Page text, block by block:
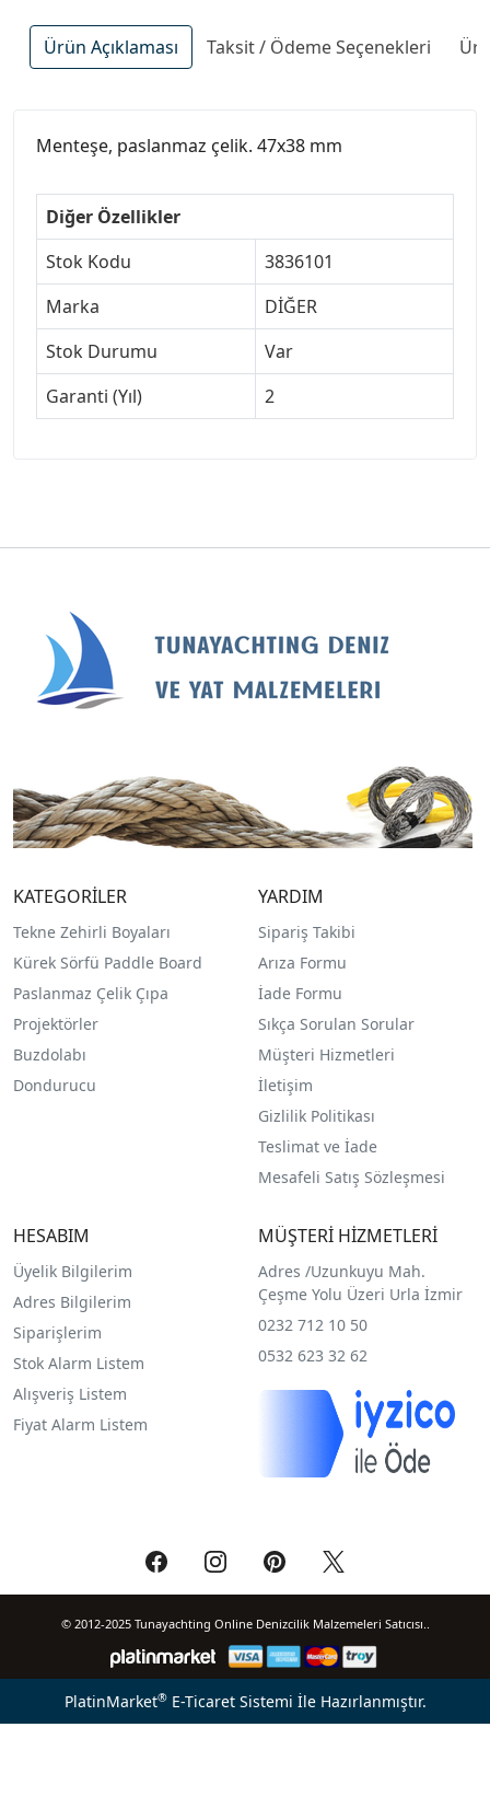
Ürün Açıklaması Taksit / Ödeme Seçenekleri
Menteşe, paslanmaz çelik. 47x38 mm
Diğer Özellikler
Stok Kodu
3836101
Marka
DİĞER
Stok Durumu
Var
Garanti (Yıl)
2
KATEGORİLER
Tekne Zehirli Boyaları
Kürek Sörfü Paddle Board
Paslanmaz Çelik Çıpa
Projektörler
Buzdolabı
Dondurucu
YARDIM
Sipariş Takibi
Arıza Formu
İade Formu
Sıkça Sorulan Sorular
Müşteri Hizmetleri
İletişim
Gizlilik Politikası
Teslimat ve İade
Mesafeli Satış Sözleşmesi
HESABIM
Üyelik Bilgilerim
Adres Bilgilerim
Siparişlerim
Stok Alarm Listem
Alışveriş Listem
Fiyat Alarm Listem
MÜŞTERİ HİZMETLERİ
Adres /Uzunkuyu Mah.
Çeşme Yolu Üzeri Urla İzmir
0232 712 10 50
0532 623 32 62
© 2012-2025 Tunayachting Online Denizcilik Malzemeleri Satıcısı..
PlatinMarket®E-Ticaret Sistemi İle Hazırlanmıştır.